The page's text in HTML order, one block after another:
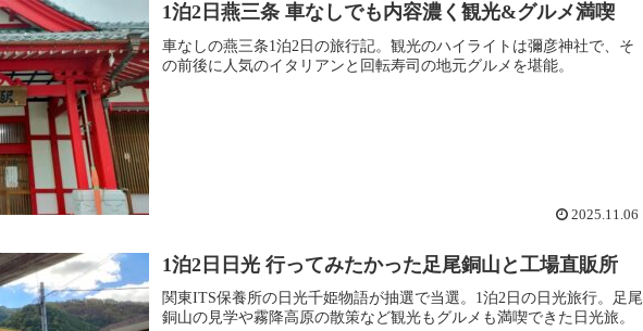
1泊2日燕三条 車なしでも内容濃く観光&グルメ満喫
車なしの燕三条1泊2日の旅行記。観光のハイライトは彌彦神社で、そ
の前後に人気のイタリアンと回転寿司の地元グルメを堪能。
2025.11.06
1泊2日日光 行ってみたかった足尾銅山と工場直販所
関東ITS保養所の日光千姫物語が抽選で当選。1泊2日の日光旅行。足尾
銅山の見学や霧降高原の散策など観光もグルメも満喫できた日光旅。